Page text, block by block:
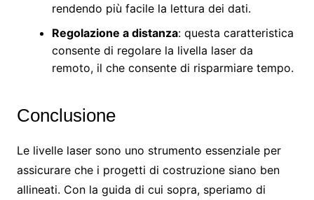
rendendo più facile la lettura dei dati.
Regolazione a distanza: questa caratteristica
consente di regolare la livella laser da
remoto, il che consente di risparmiare tempo.
Conclusione
Le livelle laser sono uno strumento essenziale per
assicurare che i progetti di costruzione siano ben
allineati. Con la guida di cui sopra, speriamo di